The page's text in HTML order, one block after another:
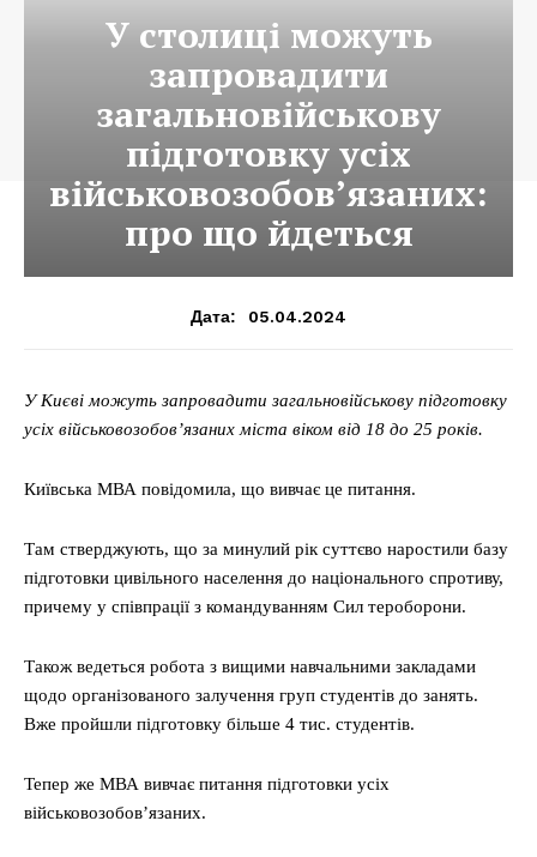
У столиці можуть
запровадити
загальновійськову
підготовку усіх
військовозобов’язаних:
про що йдеться
Дата: 05.04.2024
У Києві можуть запровадити загальновійськову підготовку
усіх військовозобов’язаних міста віком від 18 до 25 років.
Київська МВА повідомила, що вивчає це питання.
Там стверджують, що за минулий рік суттєво наростили базу
підготовки цивільного населення до національного спротиву,
причему у співпрації з командуванням Сил тероборони.
Також ведеться робота з вищими навчальними закладами
щодо організованого залучення груп студентів до занять.
Вже пройшли підготовку більше 4 тис. студентів.
Тепер же МВА вивчає питання підготовки усіх
військовозобов’язаних.